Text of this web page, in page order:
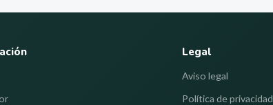
Legal
Aviso legal
Política de privacidad